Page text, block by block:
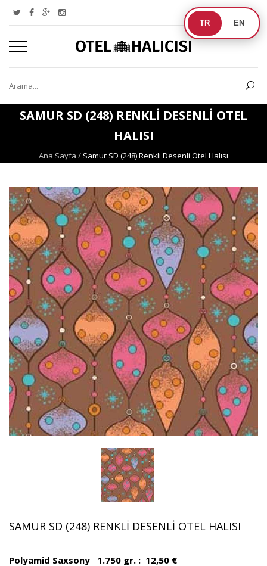
TR EN
SAMUR SD (248) RENKLI DESENLI OTEL
HALISI
Ana Sayfa / Samur SD (248) Renkli Desenli Otel Halısı
SAMUR SD (248) RENKLI DESENLI OTEL HALISI
Polyamid Saxsony 1.750 gr. : 12,50 €